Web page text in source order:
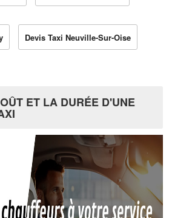
Devis Taxi Neuville-Sur-Oise
ET LA DURÉE D'UNE